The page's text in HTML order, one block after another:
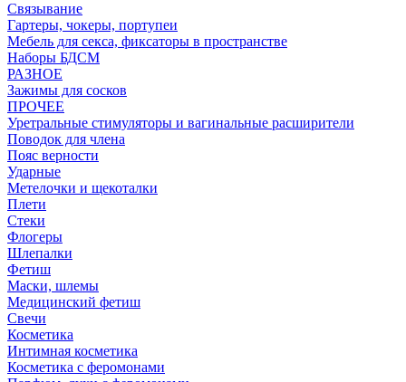
Связывание
Гартеры, чокеры, портупеи
Мебель для секса, фиксаторы в пространстве
Наборы БДСМ
РАЗНОЕ
Зажимы для сосков
ПРОЧЕЕ
Уретральные стимуляторы и вагинальные расширители
Поводок для члена
Пояс верности
Ударные
Метелочки и щекоталки
Плети
Стеки
Флогеры
Шлепалки
Фетиш
Маски, шлемы
Медицинский фетиш
Свечи
Косметика
Интимная косметика
Косметика с феромонами